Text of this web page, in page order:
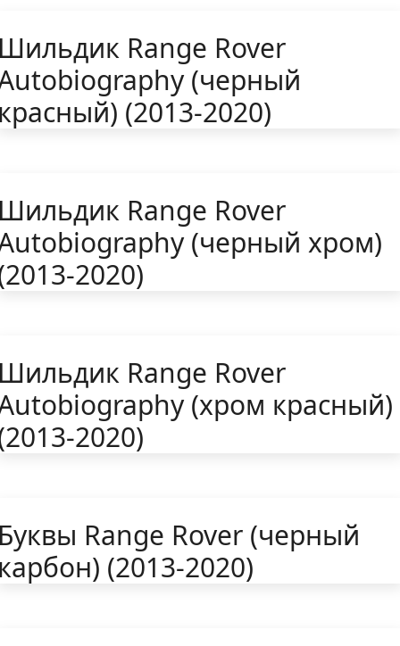
Range Rover
(черный
(2013-2020)
Range Rover
(черный хром)
2020)
Range Rover
(хром красный)
2020)
Range Rover (черный
(2013-2020)